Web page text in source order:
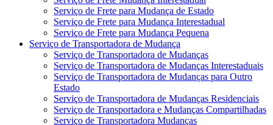
Serviço de Frete para Mudança de Estado
Serviço de Frete para Mudança Interestadual
Serviço de Frete para Mudança Pequena
Serviço de Transportadora de Mudança
Serviço de Transportadora de Mudanças
Serviço de Transportadora de Mudanças Interestaduais
Serviço de Transportadora de Mudanças para Outro
Estado
Serviço de Transportadora de Mudanças Residenciais
Serviço de Transportadora e Mudanças Compartilhadas
Serviço de Transportadora Mudanças